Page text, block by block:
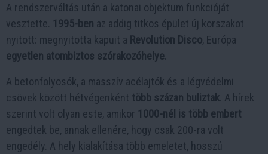
A rendszerváltás után a katonai objektum funkcióját
vesztette. 1995-ben az addig titkos épület új korszakot
nyitott: megnyitotta kapuit a Revolution Disco, Európa
egyetlen atombiztos szórakozóhelye
A betonfolyosók, a masszív acélajtók és a légvédelmi
csövek között hétvégenként több százan buliztak . A hírek
szerint volt olyan este, amikor 1000-nél is több embert
engedtek be, annak ellenére, hogy csak 200-ra volt
engedély. A hely kialakítása több emeletet, hosszú